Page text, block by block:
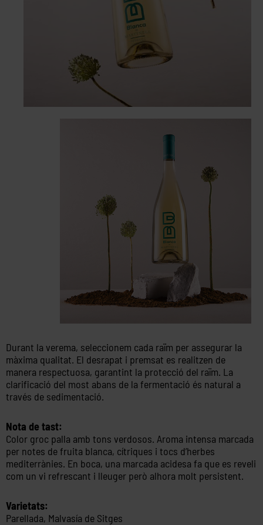
Durant la verema, seleccionem cada raïm per assegurar la
màxima qualitat. El desrapat i premsat es realitzen de
manera respectuosa, garantint la protecció del raïm. La
clarificació del most abans de la fermentació és natural a
través de sedimentació.
Nota de tast:
Color groc palla amb tons verdosos. Aroma intensa marcada
per notes de fruita blanca, cítriques i tocs d’herbes
mediterrànies. En boca, una marcada acidesa fa que es reveli
com un vi refrescant i lleuger però alhora molt persistent.
Varietats:
Parellada, Malvasía de Sitges